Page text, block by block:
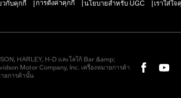
วกับคุกกี้ การตั้งค่าคุกกี้ นโยบายสำหรับ UGC เราใส่ใ
HARLEY, H-D และโลโก้ Bar &amp;
Motor Company, Inc. เครื่องหมายการค้า
ยการค้านั้น